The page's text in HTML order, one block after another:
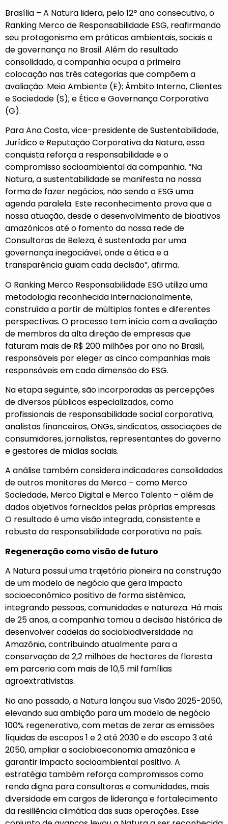
Brasília – A Natura lidera, pelo 12º ano consecutivo, o
Ranking Merco de Responsabilidade ESG, reafirmando
seu protagonismo em práticas ambientais, sociais e
de governança no Brasil. Além do resultado
consolidado, a companhia ocupa a primeira
colocação nas três categorias que compõem a
avaliação: Meio Ambiente (E); Âmbito Interno, Clientes
e Sociedade (S); e Ética e Governança Corporativa
(G).
Para Ana Costa, vice-presidente de Sustentabilidade,
Jurídico e Reputação Corporativa da Natura, essa
conquista reforça a responsabilidade e o
compromisso socioambiental da companhia. “Na
Natura, a sustentabilidade se manifesta na nossa
forma de fazer negócios, não sendo o ESG uma
agenda paralela. Este reconhecimento prova que a
nossa atuação, desde o desenvolvimento de bioativos
amazônicos até o fomento da nossa rede de
Consultoras de Beleza, é sustentada por uma
governança inegociável, onde a ética e a
transparência guiam cada decisão”, afirma.
O Ranking Merco Responsabilidade ESG utiliza uma
metodologia reconhecida internacionalmente,
construída a partir de múltiplas fontes e diferentes
perspectivas. O processo tem início com a avaliação
de membros da alta direção de empresas que
faturam mais de R$ 200 milhões por ano no Brasil,
responsáveis por eleger as cinco companhias mais
responsáveis em cada dimensão do ESG.
Na etapa seguinte, são incorporadas as percepções
de diversos públicos especializados, como
profissionais de responsabilidade social corporativa,
analistas financeiros, ONGs, sindicatos, associações de
consumidores, jornalistas, representantes do governo
e gestores de mídias sociais.
A análise também considera indicadores consolidados
de outros monitores da Merco – como Merco
Sociedade, Merco Digital e Merco Talento – além de
dados objetivos fornecidos pelas próprias empresas.
O resultado é uma visão integrada, consistente e
robusta da responsabilidade corporativa no país.
Regeneração como visão de futuro
A Natura possui uma trajetória pioneira na construção
de um modelo de negócio que gera impacto
socioeconômico positivo de forma sistêmica,
integrando pessoas, comunidades e natureza. Há mais
de 25 anos, a companhia tomou a decisão histórica de
desenvolver cadeias da sociobiodiversidade na
Amazônia, contribuindo atualmente para a
conservação de 2,2 milhões de hectares de floresta
em parceria com mais de 10,5 mil famílias
agroextrativistas.
No ano passado, a Natura lançou sua Visão 2025-2050,
elevando sua ambição para um modelo de negócio
100% regenerativo, com metas de zerar as emissões
líquidas de escopos 1 e 2 até 2030 e do escopo 3 até
2050, ampliar a sociobioeconomia amazônica e
garantir impacto socioambiental positivo. A
estratégia também reforça compromissos como
renda digna para consultoras e comunidades, mais
diversidade em cargos de liderança e fortalecimento
da resiliência climática das suas operações. Esse